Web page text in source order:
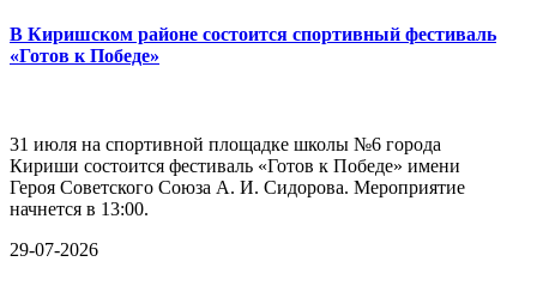
В Киришском районе состоится спортивный фестиваль
«Готов к Победе»
31 июля на спортивной площадке школы №6 города
Кириши состоится фестиваль «Готов к Победе» имени
Героя Советского Союза А. И. Сидорова. Мероприятие
начнется в 13:00.
29-07-2026